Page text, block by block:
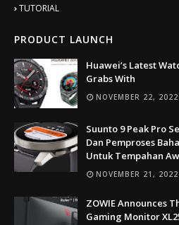
TUTORIAL
PRODUCT LAUNCH
Huawei’s Latest
Grabs With
NOVEMBER 22, 2022
Suunto 9 Peak Pro
Dan Pemproses
Untuk Tempahan
NOVEMBER 21, 2022
ZOWIE Announces
Gaming Monitor